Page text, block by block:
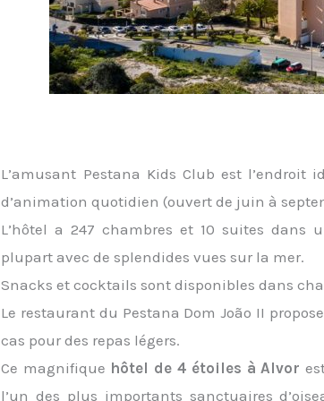
L’amusant Pestana Kids Club est l’endroit
d’animation quotidien (ouvert de juin à
L’hôtel a 247 chambres et 10 suites dans
plupart avec de splendides vues sur la mer.
Snacks et cocktails sont disponibles dans
Le restaurant du Pestana Dom João II
cas pour des repas légers.
Ce magnifique hôtel de 4 étoiles à Alvor
l’un des plus importants sanctuaires